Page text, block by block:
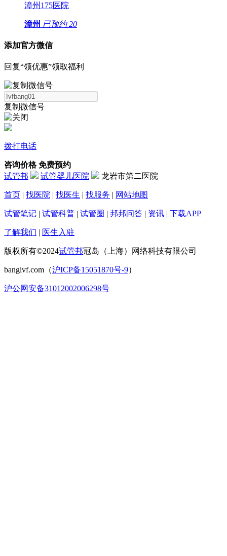
漳州175医院
漳州 已预约 20
添加官方微信
回复“领优惠”领取福利
复制微信号
拨打电话
咨询价格 免费预约
试管邦
试管婴儿医院 龙岩市第二医院
首页 | 找医院 | 找医生 | 找服务 | 网站地图
试管笔记 | 试管科普 | 试管圈 | 邦邦问答 | 资讯 | 下载APP
了解我们 | 医生入驻
版权所有©2024试管邦冠岛（上海）网络科技有限公司
bangivf.com（沪ICP备15051870号-9）
沪公网安备31012002006298号